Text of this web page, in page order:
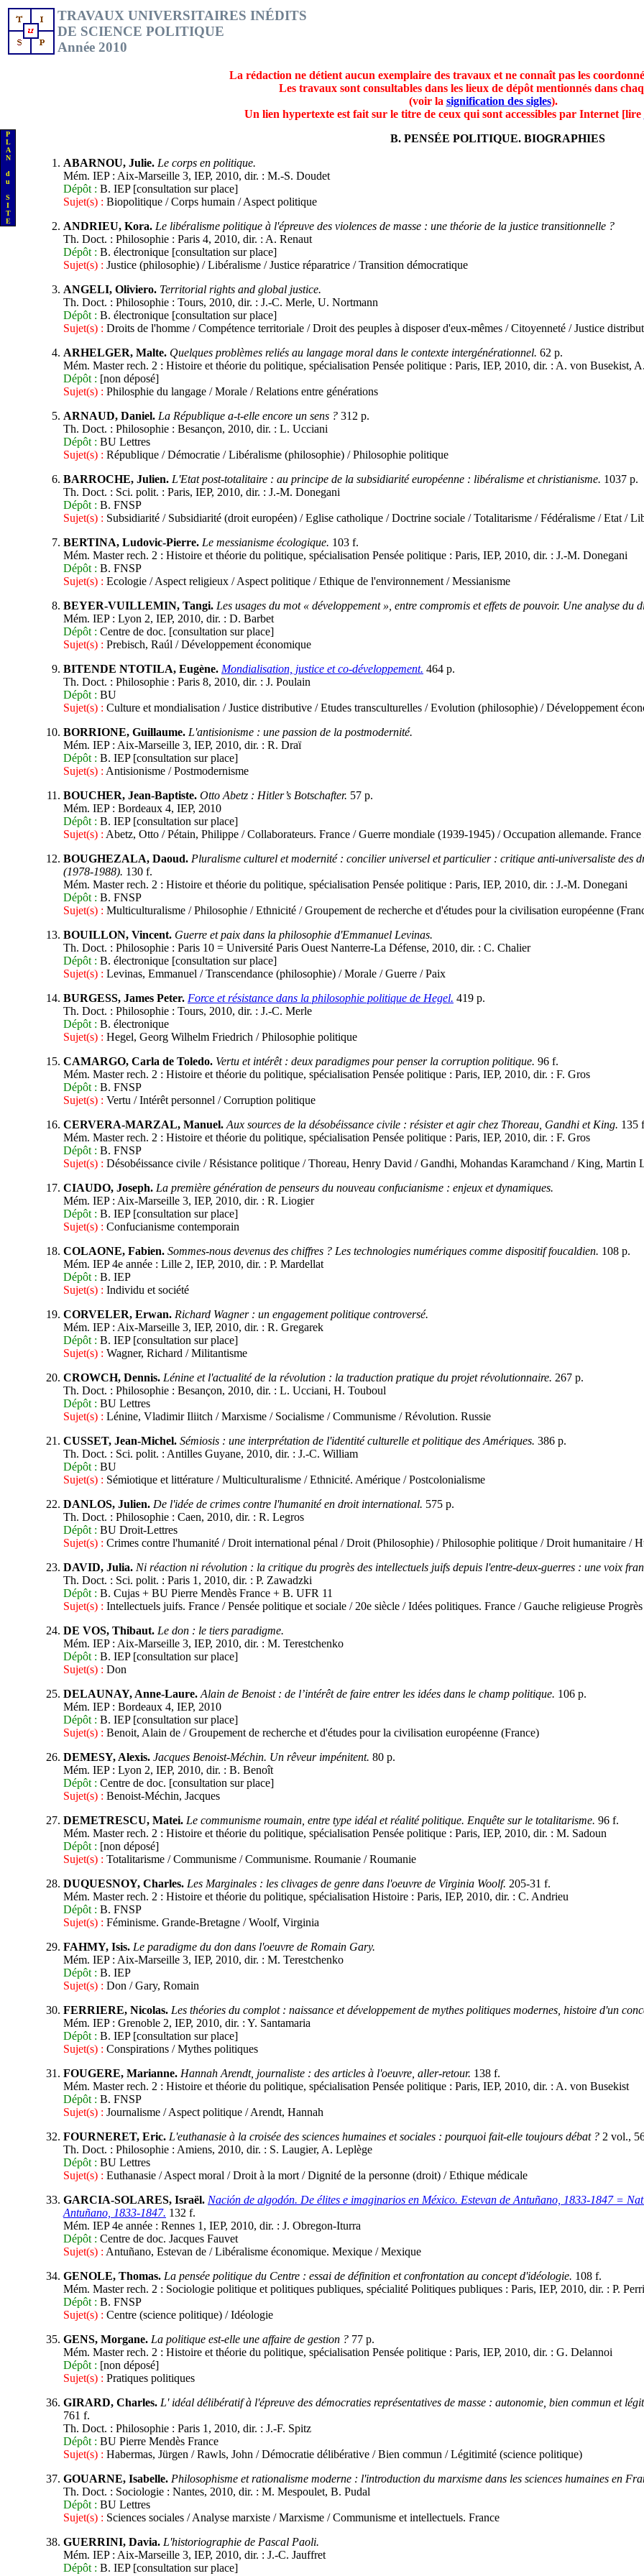
P
L
A
N
d
u
S
I
T
E
TRAVAUX UNIVERSITAIRES INÉDITS
DE SCIENCE POLITIQUE
Année 2010
La rédaction ne détient aucun exemplaire des travaux et ne connaît pas les
Les travaux sont consultables dans les lieux de dépôt mentionnés dans
(voir la signification des sigles).
Un lien hypertexte est fait sur le titre de ceux qui sont accessibles par Internet [lire
B. PENSÉE POLITIQUE. BIOGRAPHIES
ABARNOU, Julie. Le corps en politique.
Mém. IEP : Aix-Marseille 3, IEP, 2010, dir. : M.-S. Doudet
Dépôt : B. IEP [consultation sur place]
Sujet(s) : Biopolitique / Corps humain / Aspect politique
ANDRIEU, Kora. Le libéralisme politique à l'épreuve des violences de masse : une théorie de la justice transitionnelle ?
Th. Doct. : Philosophie : Paris 4, 2010, dir. : A. Renaut
Dépôt : B. électronique [consultation sur place]
Sujet(s) : Justice (philosophie) / Libéralisme / Justice réparatrice / Transition démocratique
ANGELI, Oliviero. Territorial rights and global justice.
Th. Doct. : Philosophie : Tours, 2010, dir. : J.-C. Merle, U. Nortmann
Dépôt : B. électronique [consultation sur place]
Sujet(s) : Droits de l'homme / Compétence territoriale / Droit des peuples à disposer d'eux-mêmes / Citoyenneté / Justice
ARHELGER, Malte. Quelques problèmes reliés au langage moral dans le contexte intergénérationnel. 62 p.
Mém. Master rech. 2 : Histoire et théorie du politique, spécialisation Pensée politique : Paris, IEP, 2010, dir. : A. von Busekist,
Dépôt : [non déposé]
Sujet(s) : Philosphie du langage / Morale / Relations entre générations
ARNAUD, Daniel. La République a-t-elle encore un sens ? 312 p.
Th. Doct. : Philosophie : Besançon, 2010, dir. : L. Ucciani
Dépôt : BU Lettres
Sujet(s) : République / Démocratie / Libéralisme (philosophie) / Philosophie politique
BARROCHE, Julien. L'Etat post-totalitaire : au principe de la subsidiarité européenne : libéralisme et christianisme. 1037 p.
Th. Doct. : Sci. polit. : Paris, IEP, 2010, dir. : J.-M. Donegani
Dépôt : B. FNSP
Sujet(s) : Subsidiarité / Subsidiarité (droit européen) / Eglise catholique / Doctrine sociale / Totalitarisme / Fédéralisme / Etat /
BERTINA, Ludovic-Pierre. Le messianisme écologique. 103 f.
Mém. Master rech. 2 : Histoire et théorie du politique, spécialisation Pensée politique : Paris, IEP, 2010, dir. : J.-M. Donegani
Dépôt : B. FNSP
Sujet(s) : Ecologie / Aspect religieux / Aspect politique / Ethique de l'environnement / Messianisme
BEYER-VUILLEMIN, Tangi. Les usages du mot « développement », entre compromis et effets de pouvoir. Une analyse du
Mém. IEP : Lyon 2, IEP, 2010, dir. : D. Barbet
Dépôt : Centre de doc. [consultation sur place]
Sujet(s) : Prebisch, Raúl / Développement économique
BITENDE NTOTILA, Eugène. Mondialisation, justice et co-développement. 464 p.
Th. Doct. : Philosophie : Paris 8, 2010, dir. : J. Poulain
Dépôt : BU
Sujet(s) : Culture et mondialisation / Justice distributive / Etudes transculturelles / Evolution (philosophie) / Développement
BORRIONE, Guillaume. L'antisionisme : une passion de la postmodernité.
Mém. IEP : Aix-Marseille 3, IEP, 2010, dir. : R. Draï
Dépôt : B. IEP [consultation sur place]
Sujet(s) : Antisionisme / Postmodernisme
BOUCHER, Jean-Baptiste. Otto Abetz : Hitler’s Botschafter. 57 p.
Mém. IEP : Bordeaux 4, IEP, 2010
Dépôt : B. IEP [consultation sur place]
Sujet(s) : Abetz, Otto / Pétain, Philippe / Collaborateurs. France / Guerre mondiale (1939-1945) / Occupation allemande.
BOUGHEZALA, Daoud. Pluralisme culturel et modernité : concilier universel et particulier : critique anti-universaliste des
(1978-1988). 130 f.
Mém. Master rech. 2 : Histoire et théorie du politique, spécialisation Pensée politique : Paris, IEP, 2010, dir. : J.-M. Donegani
Dépôt : B. FNSP
Sujet(s) : Multiculturalisme / Philosophie / Ethnicité / Groupement de recherche et d'études pour la civilisation européenne
BOUILLON, Vincent. Guerre et paix dans la philosophie d'Emmanuel Levinas.
Th. Doct. : Philosophie : Paris 10 = Université Paris Ouest Nanterre-La Défense, 2010, dir. : C. Chalier
Dépôt : B. électronique [consultation sur place]
Sujet(s) : Levinas, Emmanuel / Transcendance (philosophie) / Morale / Guerre / Paix
BURGESS, James Peter. Force et résistance dans la philosophie politique de Hegel. 419 p.
Th. Doct. : Philosophie : Tours, 2010, dir. : J.-C. Merle
Dépôt : B. électronique
Sujet(s) : Hegel, Georg Wilhelm Friedrich / Philosophie politique
CAMARGO, Carla de Toledo. Vertu et intérêt : deux paradigmes pour penser la corruption politique. 96 f.
Mém. Master rech. 2 : Histoire et théorie du politique, spécialisation Pensée politique : Paris, IEP, 2010, dir. : F. Gros
Dépôt : B. FNSP
Sujet(s) : Vertu / Intérêt personnel / Corruption politique
CERVERA-MARZAL, Manuel. Aux sources de la désobéissance civile : résister et agir chez Thoreau, Gandhi et King. 135
Mém. Master rech. 2 : Histoire et théorie du politique, spécialisation Pensée politique : Paris, IEP, 2010, dir. : F. Gros
Dépôt : B. FNSP
Sujet(s) : Désobéissance civile / Résistance politique / Thoreau, Henry David / Gandhi, Mohandas Karamchand / King, Martin
CIAUDO, Joseph. La première génération de penseurs du nouveau confucianisme : enjeux et dynamiques.
Mém. IEP : Aix-Marseille 3, IEP, 2010, dir. : R. Liogier
Dépôt : B. IEP [consultation sur place]
Sujet(s) : Confucianisme contemporain
COLAONE, Fabien. Sommes-nous devenus des chiffres ? Les technologies numériques comme dispositif foucaldien. 108 p.
Mém. IEP 4e année : Lille 2, IEP, 2010, dir. : P. Mardellat
Dépôt : B. IEP
Sujet(s) : Individu et société
CORVELER, Erwan. Richard Wagner : un engagement politique controversé.
Mém. IEP : Aix-Marseille 3, IEP, 2010, dir. : R. Gregarek
Dépôt : B. IEP [consultation sur place]
Sujet(s) : Wagner, Richard / Militantisme
CROWCH, Dennis. Lénine et l'actualité de la révolution : la traduction pratique du projet révolutionnaire. 267 p.
Th. Doct. : Philosophie : Besançon, 2010, dir. : L. Ucciani, H. Touboul
Dépôt : BU Lettres
Sujet(s) : Lénine, Vladimir Iliitch / Marxisme / Socialisme / Communisme / Révolution. Russie
CUSSET, Jean-Michel. Sémiosis : une interprétation de l'identité culturelle et politique des Amériques. 386 p.
Th. Doct. : Sci. polit. : Antilles Guyane, 2010, dir. : J.-C. William
Dépôt : BU
Sujet(s) : Sémiotique et littérature / Multiculturalisme / Ethnicité. Amérique / Postcolonialisme
DANLOS, Julien. De l'idée de crimes contre l'humanité en droit international. 575 p.
Th. Doct. : Philosophie : Caen, 2010, dir. : R. Legros
Dépôt : BU Droit-Lettres
Sujet(s) : Crimes contre l'humanité / Droit international pénal / Droit (Philosophie) / Philosophie politique / Droit humanitaire /
DAVID, Julia. Ni réaction ni révolution : la critique du progrès des intellectuels juifs depuis l'entre-deux-guerres : une voix
Th. Doct. : Sci. polit. : Paris 1, 2010, dir. : P. Zawadzki
Dépôt : B. Cujas + BU Pierre Mendès France + B. UFR 11
Sujet(s) : Intellectuels juifs. France / Pensée politique et sociale / 20e siècle / Idées politiques. France / Gauche religieuse Progrès
DE VOS, Thibaut. Le don : le tiers paradigme.
Mém. IEP : Aix-Marseille 3, IEP, 2010, dir. : M. Terestchenko
Dépôt : B. IEP [consultation sur place]
Sujet(s) : Don
DELAUNAY, Anne-Laure. Alain de Benoist : de l’intérêt de faire entrer les idées dans le champ politique. 106 p.
Mém. IEP : Bordeaux 4, IEP, 2010
Dépôt : B. IEP [consultation sur place]
Sujet(s) : Benoit, Alain de / Groupement de recherche et d'études pour la civilisation européenne (France)
DEMESY, Alexis. Jacques Benoist-Méchin. Un rêveur impénitent. 80 p.
Mém. IEP : Lyon 2, IEP, 2010, dir. : B. Benoît
Dépôt : Centre de doc. [consultation sur place]
Sujet(s) : Benoist-Méchin, Jacques
DEMETRESCU, Matei. Le communisme roumain, entre type idéal et réalité politique. Enquête sur le totalitarisme. 96 f.
Mém. Master rech. 2 : Histoire et théorie du politique, spécialisation Pensée politique : Paris, IEP, 2010, dir. : M. Sadoun
Dépôt : [non déposé]
Sujet(s) : Totalitarisme / Communisme / Communisme. Roumanie / Roumanie
DUQUESNOY, Charles. Les Marginales : les clivages de genre dans l'oeuvre de Virginia Woolf. 205-31 f.
Mém. Master rech. 2 : Histoire et théorie du politique, spécialisation Histoire : Paris, IEP, 2010, dir. : C. Andrieu
Dépôt : B. FNSP
Sujet(s) : Féminisme. Grande-Bretagne / Woolf, Virginia
FAHMY, Isis. Le paradigme du don dans l'oeuvre de Romain Gary.
Mém. IEP : Aix-Marseille 3, IEP, 2010, dir. : M. Terestchenko
Dépôt : B. IEP
Sujet(s) : Don / Gary, Romain
FERRIERE, Nicolas. Les théories du complot : naissance et développement de mythes politiques modernes, histoire d'un
Mém. IEP : Grenoble 2, IEP, 2010, dir. : Y. Santamaria
Dépôt : B. IEP [consultation sur place]
Sujet(s) : Conspirations / Mythes politiques
FOUGERE, Marianne. Hannah Arendt, journaliste : des articles à l'oeuvre, aller-retour. 138 f.
Mém. Master rech. 2 : Histoire et théorie du politique, spécialisation Pensée politique : Paris, IEP, 2010, dir. : A. von Busekist
Dépôt : B. FNSP
Sujet(s) : Journalisme / Aspect politique / Arendt, Hannah
FOURNERET, Eric. L'euthanasie à la croisée des sciences humaines et sociales : pourquoi fait-elle toujours débat ? 2 vol.,
Th. Doct. : Philosophie : Amiens, 2010, dir. : S. Laugier, A. Leplège
Dépôt : BU Lettres
Sujet(s) : Euthanasie / Aspect moral / Droit à la mort / Dignité de la personne (droit) / Ethique médicale
GARCIA-SOLARES, Israël. Nación de algodón. De élites e imaginarios en México. Estevan de Antuñano, 1833-1847 =
Antuñano, 1833-1847. 132 f.
Mém. IEP 4e année : Rennes 1, IEP, 2010, dir. : J. Obregon-Iturra
Dépôt : Centre de doc. Jacques Fauvet
Sujet(s) : Antuñano, Estevan de / Libéralisme économique. Mexique / Mexique
GENOLE, Thomas. La pensée politique du Centre : essai de définition et confrontation au concept d'idéologie. 108 f.
Mém. Master rech. 2 : Sociologie politique et politiques publiques, spécialité Politiques publiques : Paris, IEP, 2010, dir. : P.
Dépôt : B. FNSP
Sujet(s) : Centre (science politique) / Idéologie
GENS, Morgane. La politique est-elle une affaire de gestion ? 77 p.
Mém. Master rech. 2 : Histoire et théorie du politique, spécialisation Pensée politique : Paris, IEP, 2010, dir. : G. Delannoi
Dépôt : [non déposé]
Sujet(s) : Pratiques politiques
GIRARD, Charles. L' idéal délibératif à l'épreuve des démocraties représentatives de masse : autonomie, bien commun et
761 f.
Th. Doct. : Philosophie : Paris 1, 2010, dir. : J.-F. Spitz
Dépôt : BU Pierre Mendès France
Sujet(s) : Habermas, Jürgen / Rawls, John / Démocratie délibérative / Bien commun / Légitimité (science politique)
GOUARNE, Isabelle. Philosophisme et rationalisme moderne : l'introduction du marxisme dans les sciences humaines en
Th. Doct. : Sociologie : Nantes, 2010, dir. : M. Mespoulet, B. Pudal
Dépôt : BU Lettres
Sujet(s) : Sciences sociales / Analyse marxiste / Marxisme / Communisme et intellectuels. France
GUERRINI, Davia. L'historiographie de Pascal Paoli.
Mém. IEP : Aix-Marseille 3, IEP, 2010, dir. : J.-C. Jauffret
Dépôt : B. IEP [consultation sur place]